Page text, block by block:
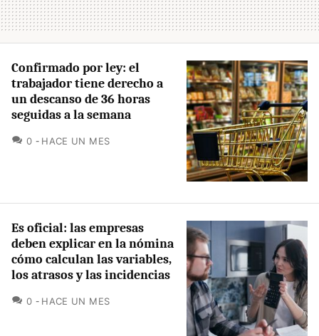
Confirmado por ley: el
trabajador tiene derecho a
un descanso de 36 horas
seguidas a la semana
0 COMENTARIOS
HACE UN MES
Es oficial: las empresas
deben explicar en la nómina
cómo calculan las variables,
los atrasos y las incidencias
0 COMENTARIOS
HACE UN MES